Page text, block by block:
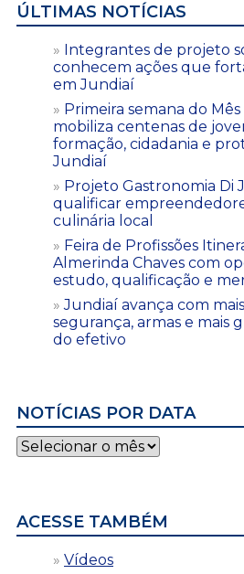
ÚLTIMAS NOTÍCIAS
Integrantes de projeto
conhecem ações que
em Jundiaí
Primeira semana do
mobiliza centenas de
formação, cidadania e
Jundiaí
Projeto Gastronomia Di
qualificar
culinária local
Feira de Profissões
Almerinda Chaves com
estudo, qualificação e
Jundiaí avança com
segurança, armas e mais
do efetivo
NOTÍCIAS POR DATA
Notícias
por
ACESSE TAMBÉM
Vídeos